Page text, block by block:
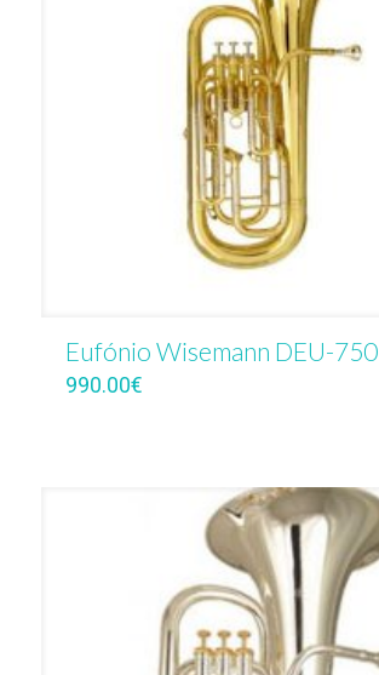
Eufónio Wisemann DEU-750
990.00€